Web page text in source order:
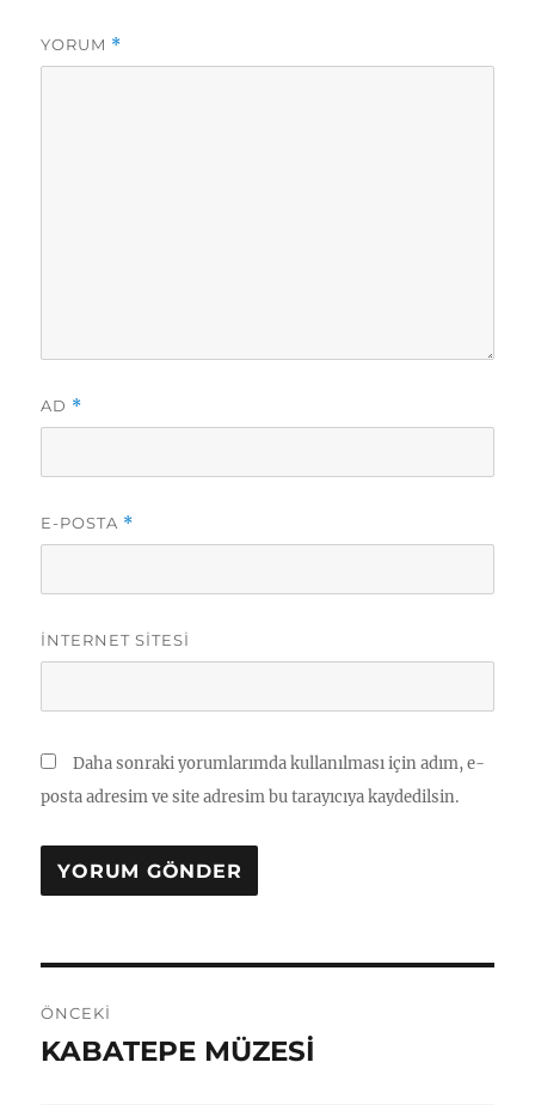
YORUM *
AD *
E-POSTA *
İNTERNET SITESI
Daha sonraki yorumlarımda kullanılması için adım, e-
posta adresim ve site adresim bu tarayıcıya kaydedilsin.
gezinmesi
ÖNCEKI
Önceki
KABATEPE MÜZESİ